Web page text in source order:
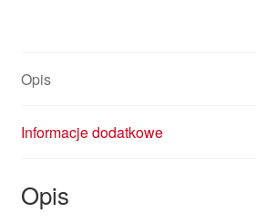
Opis
Informacje dodatkowe
Opis